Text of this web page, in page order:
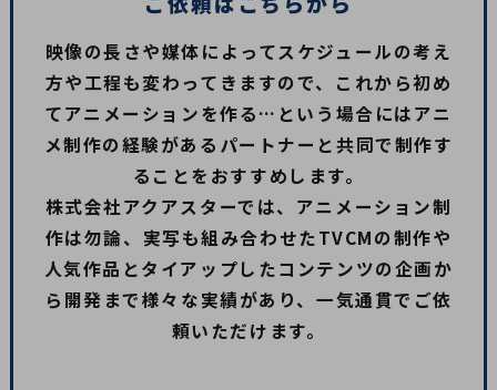
映像の長さや媒体によってスケジュールの考え
方や工程も変わってきますので、これから初め
てアニメーションを作る… という場合にはアニ
メ制作の経験があるパートナーと共同で制作す
ることをおすすめします。
株式会社アクアスターでは、アニメーション制
作は勿論、実写も組み合わせたTVCMの制作や
人気作品とタイアップしたコンテンツの企画か
ら開発まで様々な実績があり、一気通貫でご依
頼いただけます。